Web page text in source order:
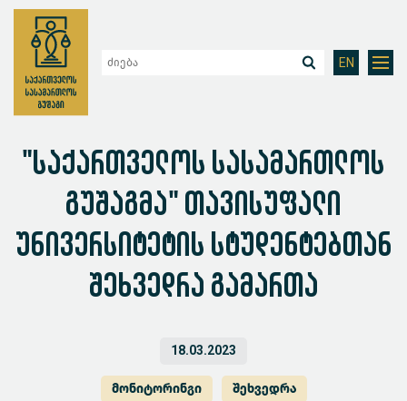
EN
"საქართველოს სასამართლოს
გუშაგმა" თავისუფალი
უნივერსიტეტის სტუდენტებთან
შეხვედრა გამართა
18.03.2023
მონიტორინგი შეხვედრა